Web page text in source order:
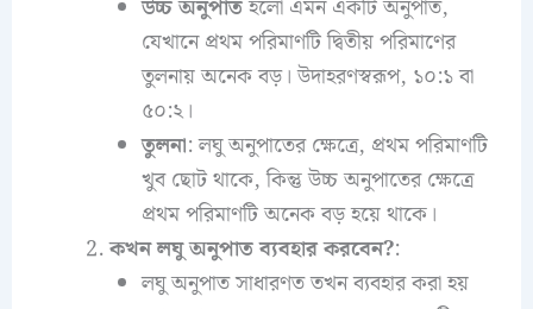
উচ্চ অনুপাতহলো এমন একটি অনুপাত,
যেখানে প্রথম পরিমাণটি দ্বিতীয় পরিমাণের
তুলনায় অনেক বড়। উদাহরণস্বরূপ, ১০:১ বা
৫০:২।
তুলনা: লঘু অনুপাতের ক্ষেত্রে, প্রথম পরিমাণটি
খুব ছোট থাকে, কিন্তু উচ্চ অনুপাতের ক্ষেত্রে
প্রথম পরিমাণটি অনেক বড় হয়ে থাকে।
কখন লঘু অনুপাত ব্যবহার করবেন?:
লঘু অনুপাত সাধারণত তখন ব্যবহার করা হয়